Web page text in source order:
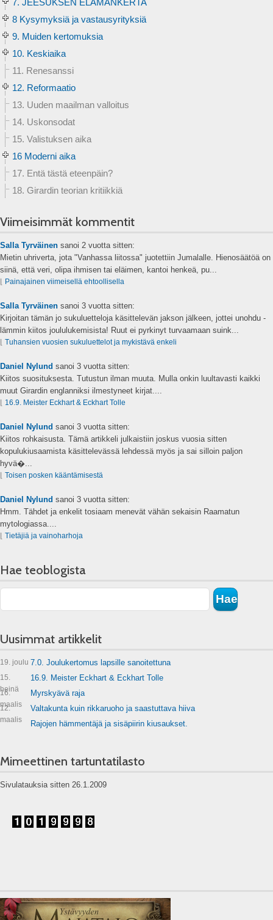
7. JEESUKSEN ELÄMÄNKERTA
8 Kysymyksiä ja vastausyrityksiä
9. Muiden kertomuksia
10. Keskiaika
11. Renesanssi
12. Reformaatio
13. Uuden maailman valloitus
14. Uskonsodat
15. Valistuksen aika
16 Moderni aika
17. Entä tästä eteenpäin?
18. Girardin teorian kritiikkiä
Viimeisimmät kommentit
Salla Tyrväinen sanoi 2 vuotta sitten:
Mietin uhriverta, jota "Vanhassa liitossa" juotettiin Jumalalle. Hienosäätöä on
siinä, että veri, olipa ihmisen tai eläimen, kantoi henkeä, pu...
Painajainen viimeisellä ehtoollisella
Salla Tyrväinen sanoi 3 vuotta sitten:
Kirjoitan tämän jo sukuluetteloja käsittelevän jakson jälkeen, jottei unohdu -
lämmin kiitos joululukemisista! Ruut ei pyrkinyt turvaamaan suink...
Tuhansien vuosien sukuluettelot ja mykistävä enkeli
Daniel Nylund sanoi 3 vuotta sitten:
Kiitos suosituksesta. Tutustun ilman muuta. Mulla onkin luultavasti kaikki
muut Girardin englanniksi ilmestyneet kirjat....
16.9. Meister Eckhart & Eckhart Tolle
Daniel Nylund sanoi 3 vuotta sitten:
Kiitos rohkaisusta. Tämä artikkeli julkaistiin joskus vuosia sitten
kopulukiusaamista käsittelevässä lehdessä myös ja sai silloin paljon
hyvä�...
Toisen posken kääntämisestä
Daniel Nylund sanoi 3 vuotta sitten:
Hmm. Tähdet ja enkelit tosiaam menevät vähän sekaisin Raamatun
mytologiassa....
Tietäjiä ja vainoharhoja
Hae teoblogista
Uusimmat artikkelit
19. joulu 7.0. Joulukertomus lapsille sanoitettuna
15.
heinä
16.9. Meister Eckhart & Eckhart Tolle
16.
maalis
Myrskyävä raja
12.
maalis
Valtakunta kuin rikkaruoho ja saastuttava hiiva
Rajojen hämmentäjä ja sisäpiirin kiusaukset.
Mimeettinen tartuntatilasto
Sivulatauksia sitten 26.1.2009